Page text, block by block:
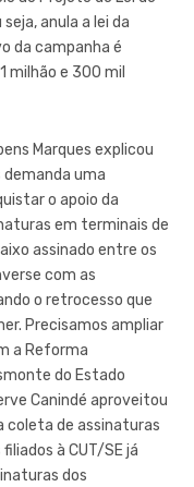
anula a lei da
da campanha é
milhão e 300 mil
Marques explicou
uma
o apoio da
em terminais de
assinado entre os
com as
o retrocesso que
Precisamos ampliar
a Reforma
do Estado
Canindé aproveitou
coleta de assinaturas
à CUT/SE já
dos